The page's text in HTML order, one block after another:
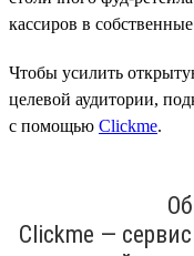
кассиров в
Чтобы усилить
целевой аудитории,
с помощью Clickme.
Clickme —